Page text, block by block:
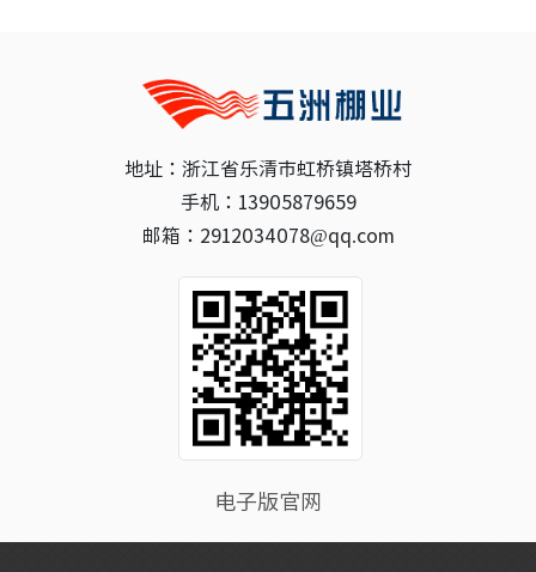
地址：浙江省乐清市虹桥镇塔桥村
手机：13905879659
邮箱：2912034078@qq.com
电子版官网